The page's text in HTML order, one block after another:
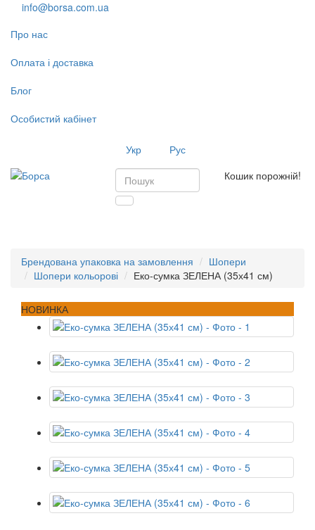
info@borsa.com.ua
Про нас
Оплата і доставка
Блог
Особистий кабінет
Укр
Рус
Кошик порожній!
Брендована упаковка на замовлення
Шопери
Шопери кольорові
Еко-сумка ЗЕЛЕНА (35х41 см)
НОВИНКА